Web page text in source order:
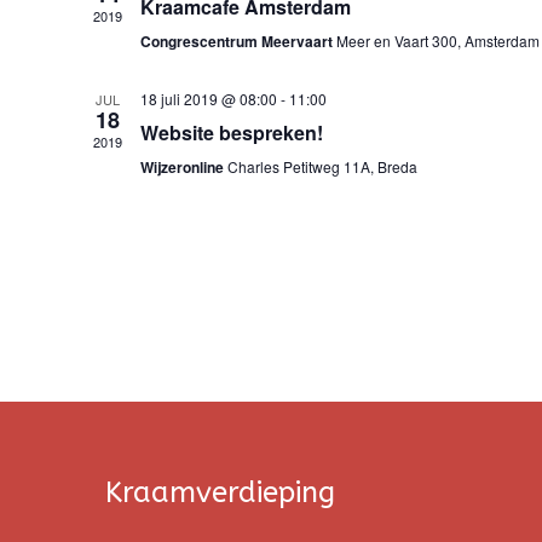
2019 Kraamcafe Amsterdam
Congrescentrum MeervaartMeer en Vaart 300, Amsterdam
JUL
18
2019
18 juli 2019 @ 08:00 - 11:00
Website bespreken!
WijzeronlineCharles Petitweg 11A, Breda
Kraamverdieping